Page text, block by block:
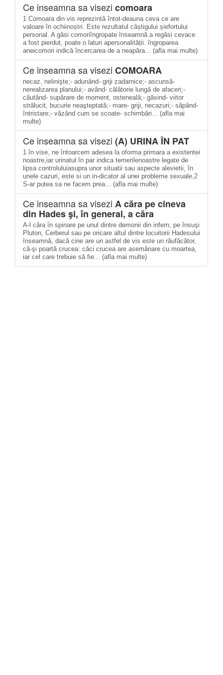
Ce inseamna sa visezi comoara
1 Comoara din vis reprezintă întot-deauna ceva ce are
valoare în ochiinoștri. Este rezultatul câștigului șiefortului
personal. A găsi comoriîngropate înseamnă a regăsi cevace
a fost pierdut, poate o laturi apersonalității. îngroparea
aneicomori indică încercarea de a neapăra... (afla mai multe)
Ce inseamna sa visezi COMOARA
necaz, nelinişte;- adunând- griji zadarnice;- ascunsă-
nerealizarea planului;- având- călătorie lungă de afaceri;-
căutând- supărare de moment, osteneală;- găsind- viitor
strălucit, bucurie neaşteptată;- mare- griji, necazuri;- săpând-
întristare;- văzând cum se scoate- schimbări... (afla mai
multe)
Ce inseamna sa visezi (A) URINA ÎN PAT
1 în vise, ne întoarcem adesea la oforma primara a existentei
noastre,iar urinatul în par indica temerilenoastre legate de
lipsa controluluiasupra unor situatii sau aspecte alevietii, în
unele cazuri, este si un in-dicator al unei probleme sexuale,2
S-ar putea sa ne facem prea... (afla mai multe)
Ce inseamna sa visezi A căra pe cineva
din Hades şi, în general, a căra
A-l căra în spinare pe unul dintre demonii din infern, pe însuşi
Pluton, Cerberul sau pe oricare altul dintre locuitorii Hadesului
înseamnă, dacă cine are un astfel de vis este un răufăcător,
că-şi poartă crucea: căci crucea are asemănare cu moartea,
iar cel care trebuie să fie... (afla mai multe)